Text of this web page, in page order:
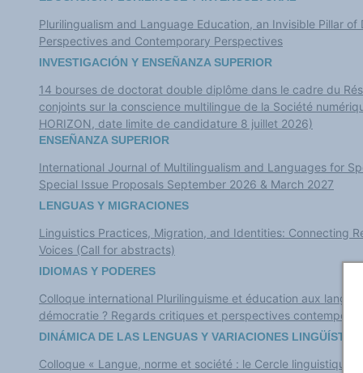
Plurilingualism and Language Education, an Invisible Pillar of
Perspectives and Contemporary Perspectives
INVESTIGACIÓN Y ENSEÑANZA SUPERIOR
14 bourses de doctorat double diplôme dans le cadre du
conjoints sur la conscience multilingue de la Société
HORIZON, date limite de candidature 8 juillet 2026)
ENSEÑANZA SUPERIOR
International Journal of Multilingualism and Languages for
Special Issue Proposals September 2026 & March 2027
LENGUAS Y MIGRACIONES
Linguistics Practices, Migration, and Identities: Connecting
Voices (Call for abstracts)
IDIOMAS Y PODERES
Colloque international Plurilinguisme et éducation aux
démocratie ? Regards critiques et perspectives
DINÁMICA DE LAS LENGUAS Y VARIACIONES
Colloque « Langue, norme et société : le Cercle linguistique